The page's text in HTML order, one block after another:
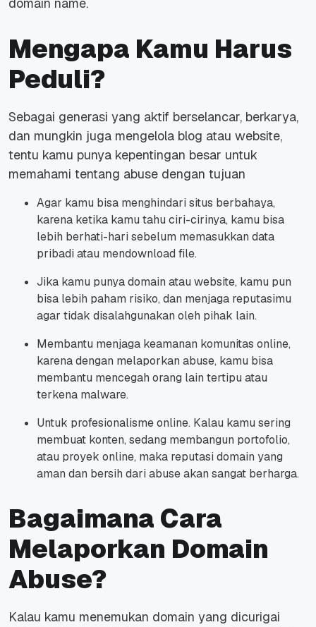
domain name.
Mengapa Kamu Harus
Peduli?
Sebagai generasi yang aktif berselancar, berkarya,
dan mungkin juga mengelola blog atau website,
tentu kamu punya kepentingan besar untuk
memahami tentang abuse dengan tujuan
Agar kamu bisa menghindari situs berbahaya,
karena ketika kamu tahu ciri-cirinya, kamu bisa
lebih berhati-hari sebelum memasukkan data
pribadi atau mendownload file.
Jika kamu punya domain atau website, kamu pun
bisa lebih paham risiko, dan menjaga reputasimu
agar tidak disalahgunakan oleh pihak lain.
Membantu menjaga keamanan komunitas online,
karena dengan melaporkan abuse, kamu bisa
membantu mencegah orang lain tertipu atau
terkena malware.
Untuk profesionalisme online. Kalau kamu sering
membuat konten, sedang membangun portofolio,
atau proyek online, maka reputasi domain yang
aman dan bersih dari abuse akan sangat berharga.
Bagaimana Cara
Melaporkan Domain
Abuse?
Kalau kamu menemukan domain yang dicurigai